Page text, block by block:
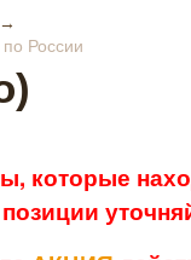
России
которые